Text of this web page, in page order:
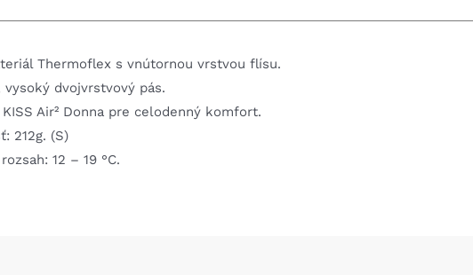
Thermoflex s vnútornou vrstvou flísu.
vysoký dvojvrstvový pás.
Air² Donna pre celodenný komfort.
212g. (S)
12 – 19 °C.